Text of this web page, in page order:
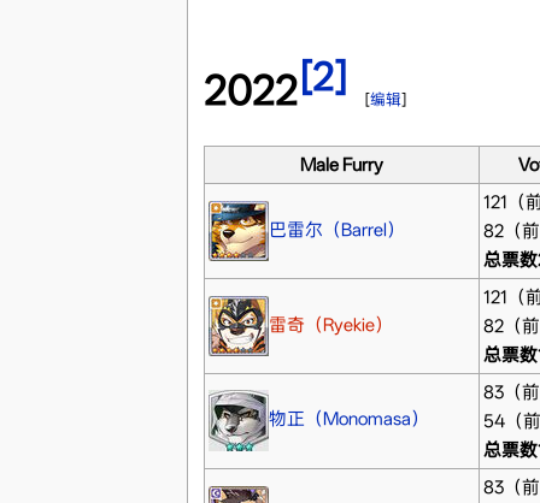
2022[2] [编辑]
Male Furry
巴雷尔（Barrel）
121（
82（
总票
雷奇（Ryekie）
121（
82（
总票
物正（Monomasa）
83（
54（
总票数
83（